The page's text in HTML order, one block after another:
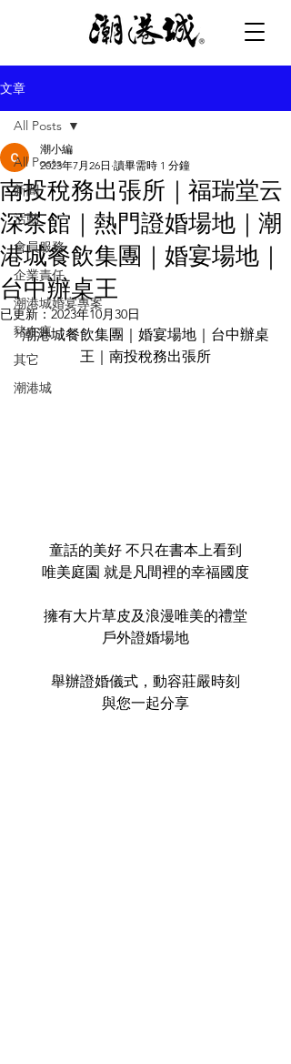
文章
All Posts
新聞
活動
會員服務
企業責任
潮港城婚宴專案
豬在瘋
其它
潮港城
All Posts
南投稅務出張所｜福瑞堂云
深茶館｜熱門證婚場地｜潮
港城餐飲集團｜婚宴場地｜
台中辦桌王
潮小編
2023年7月26日 讀畢需時 1 分鐘
已更新：2023年10月30日
潮港城餐飲集團｜婚宴場地｜台中辦桌
王｜南投稅務出張所
童話的美好 不只在書本上看到
唯美庭園 就是凡間裡的幸福國度
擁有大片草皮及浪漫唯美的禮堂
戶外證婚場地
舉辦證婚儀式，動容莊嚴時刻
與您一起分享